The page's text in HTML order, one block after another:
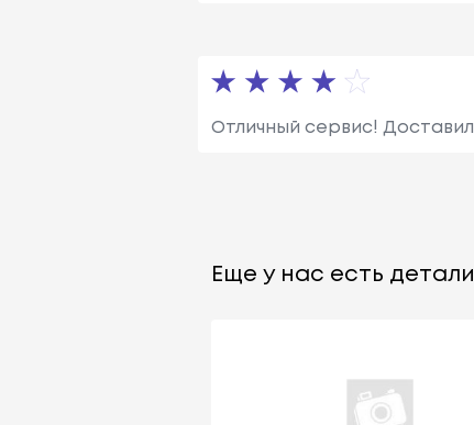
Отличный сервис!
Еще у нас есть